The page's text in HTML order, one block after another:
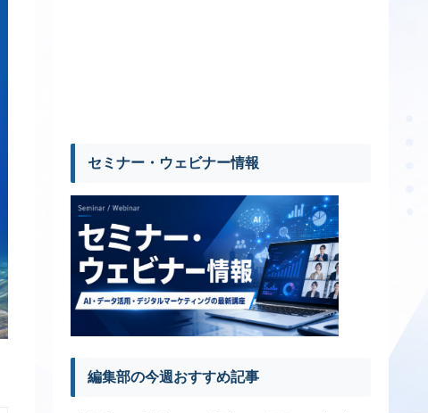
セミナー・ウェビナー情報
編集部の今週おすすめ記事